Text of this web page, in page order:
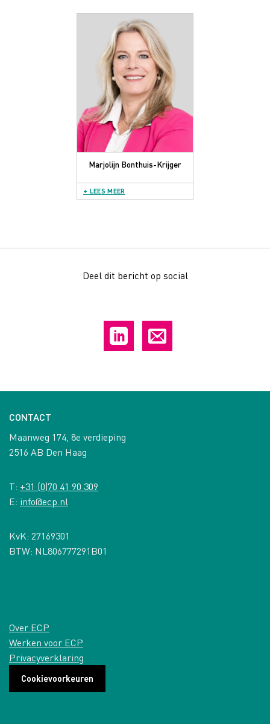
Marjolijn Bonthuis-Krijger
+ LEES MEER
Deel dit bericht op social
CONTACT
Maanweg 174, 8e verdieping
2516 AB Den Haag
T: +31 (0)70 41 90 309
E: info@ecp.nl
KvK: 27169301
BTW: NL806777291B01
Over ECP
Werken voor ECP
Privacyverklaring
Cookievoorkeuren